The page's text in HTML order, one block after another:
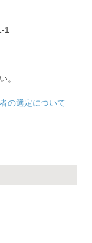
1
。
の選定について